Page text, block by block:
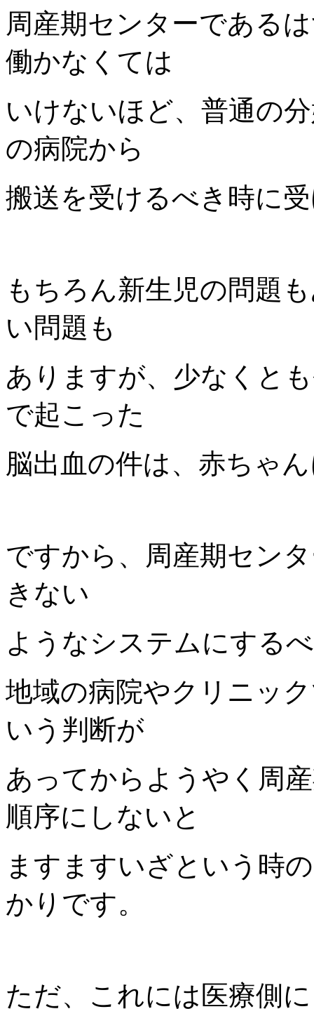
周産期センターである
働かなくては
いけないほど、普通の
の病院から
搬送を受けるべき時に
もちろん新生児の問題
い問題も
ありますが、少なくと
で起こった
脳出血の件は、赤ちゃ
ですから、周産期セン
きない
ようなシステムにする
地域の病院やクリニッ
いう判断が
あってからようやく周
順序にしないと
ますますいざという時
かりです。
ただ、これには医療側